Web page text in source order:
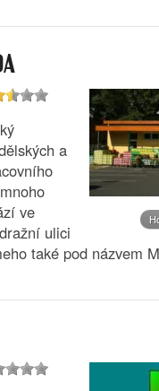
a
ve
ulici
také pod názvem